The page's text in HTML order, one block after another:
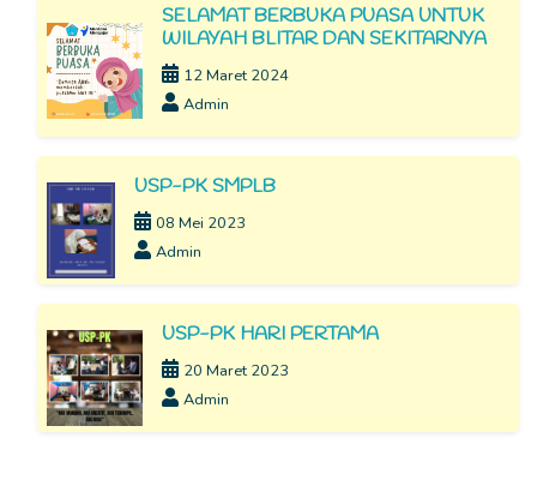
SELAMAT BERBUKA PUASA UNTUK
WILAYAH BLITAR DAN SEKITARNYA
12 Maret 2024
Admin
USP-PK SMPLB
08 Mei 2023
Admin
USP-PK HARI PERTAMA
20 Maret 2023
Admin